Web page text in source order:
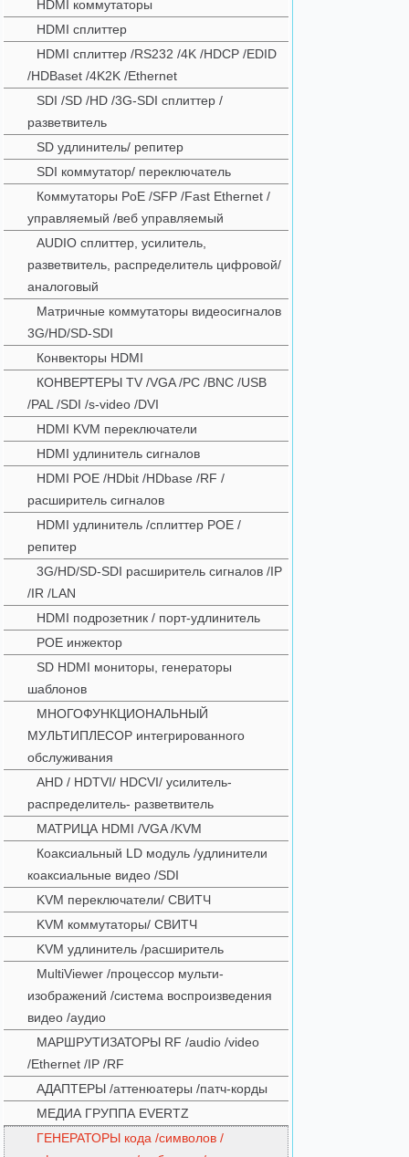
HDMI коммутаторы
HDMI сплиттер
HDMI сплиттер /RS232 /4K /HDCP /EDID
/HDBaset /4K2K /Ethernet
SDI /SD /HD /3G-SDI сплиттер /
разветвитель
SD удлинитель/ репитер
SDI коммутатор/ переключатель
Коммутаторы PoE /SFP /Fast Ethernet /
управляемый /веб управляемый
AUDIO сплиттер, усилитель,
разветвитель, распределитель цифровой/
аналоговый
Матричные коммутаторы видеосигналов
3G/HD/SD-SDI
Конвекторы HDMI
КОНВЕРТЕРЫ TV /VGA /PC /BNC /USB
/PAL /SDI /s-video /DVI
HDMI KVM переключатели
HDMI удлинитель сигналов
HDMI POE /HDbit /HDbase /RF /
расширитель сигналов
HDMI удлинитель /сплиттер POE /
репитер
3G/HD/SD-SDI расширитель сигналов /IP
/IR /LAN
HDMI подрозетник / порт-удлинитель
POE инжектор
SD HDMI мониторы, генераторы
шаблонов
МНОГОФУНКЦИОНАЛЬНЫЙ
МУЛЬТИПЛЕСОР интегрированного
обслуживания
AHD / HDTVI/ HDCVI/ усилитель-
распределитель- разветвитель
МАТРИЦА HDMI /VGA /KVM
Коаксиальный LD модуль /удлинители
коаксиальные видео /SDI
KVM переключатели/ СВИТЧ
KVM коммутаторы/ СВИТЧ
KVM удлинитель /расширитель
MultiViewer /процессор мульти-
изображений /система воспроизведения
видео /аудио
МАРШРУТИЗАТОРЫ RF /audio /video
/Ethernet /IP /RF
АДАПТЕРЫ /аттенюатеры /патч-корды
МЕДИА ГРУППА EVERTZ
ГЕНЕРАТОРЫ кода /символов /